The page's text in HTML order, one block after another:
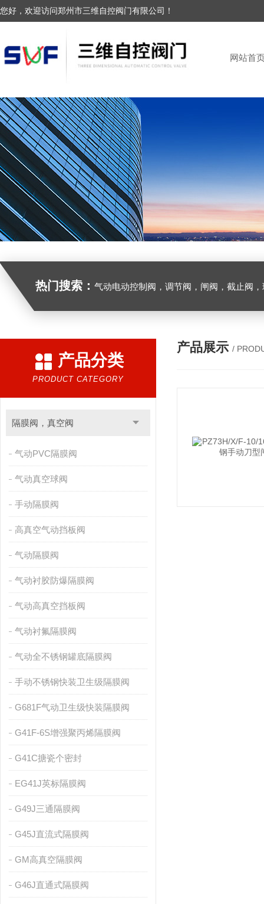
您好，欢迎访问郑州市三维自控阀门有限公司！
网站首
热门搜索： 气动电动控制阀，调节阀，闸阀，截止阀，球阀，蝶阀，止回阀，高温高压
产品分类
PRODUCT CATEGORY
隔膜阀，真空阀
气动PVC隔膜阀
气动真空球阀
手动隔膜阀
高真空气动挡板阀
气动隔膜阀
气动衬胶防爆隔膜阀
气动高真空挡板阀
气动衬氟隔膜阀
气动全不锈钢罐底隔膜阀
手动不锈钢快装卫生级隔膜阀
G681F气动卫生级快装隔膜阀
G41F-6S增强聚丙烯隔膜阀
G41C搪瓷个密封
EG41J英标隔膜阀
G49J三通隔膜阀
G45J直流式隔膜阀
GM高真空隔膜阀
G46J直通式隔膜阀
产品展示 /